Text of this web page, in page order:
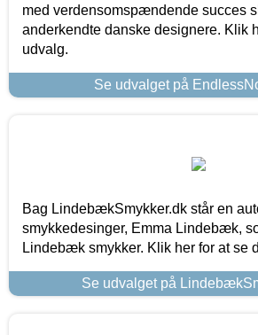
med verdensomspændende succes
anderkendte danske designere. Klik
udvalg.
Se udvalget på
Bag LindebækSmykker.dk står en
smykkedesinger, Emma Lindebæk,
Lindebæk smykker. Klik her for at se
Se udvalget på